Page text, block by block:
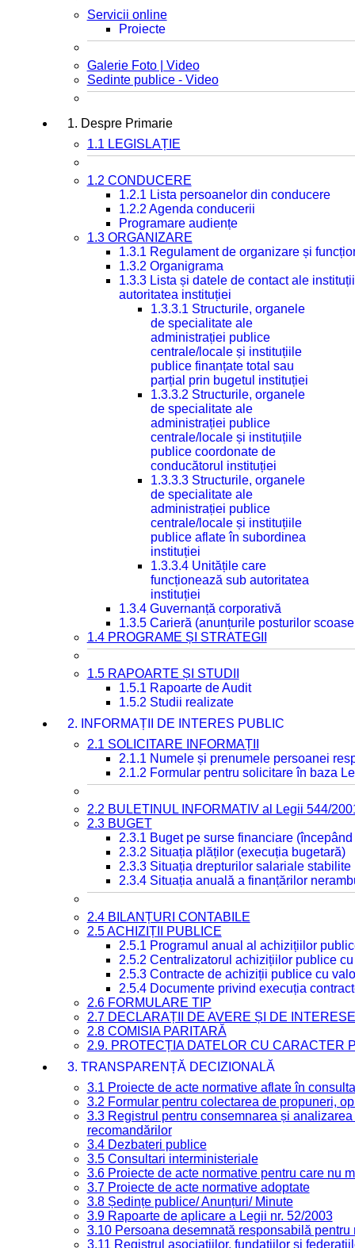
Servicii online
Proiecte
Galerie Foto | Video
Sedinte publice - Video
1. Despre Primarie
1.1 LEGISLAȚIE
1.2 CONDUCERE
1.2.1 Lista persoanelor din conducere
1.2.2 Agenda conducerii
Programare audiențe
1.3 ORGANIZARE
1.3.1 Regulament de organizare și
1.3.2 Organigrama
1.3.3 Lista și datele de contact ale
autoritatea instituției
1.3.3.1 Structurile, organele
de specialitate ale
administrației publice
centrale/locale și instituțiile
publice finanțate total sau
parțial prin bugetul instituției
1.3.3.2 Structurile, organele
de specialitate ale
administrației publice
centrale/locale și instituțiile
publice coordonate de
conducătorul instituției
1.3.3.3 Structurile, organele
de specialitate ale
administrației publice
centrale/locale și instituțiile
publice aflate în subordinea
instituției
1.3.3.4 Unitățile care
funcționează sub autoritatea
instituției
1.3.4 Guvernanță corporativă
1.3.5 Carieră (anunțurile posturilor
1.4 PROGRAME ȘI STRATEGII
1.5 RAPOARTE ȘI STUDII
1.5.1 Rapoarte de Audit
1.5.2 Studii realizate
2. INFORMAȚII DE INTERES PUBLIC
2.1 SOLICITARE INFORMAȚII
2.1.1 Numele și prenumele persoanei
2.1.2 Formular pentru solicitare în baza
2.2 BULETINUL INFORMATIV al Legii 544/
2.3 BUGET
2.3.1 Buget pe surse financiare
2.3.2 Situația plăților (execuția bugetară)
2.3.3 Situația drepturilor salariale
2.3.4 Situația anuală a finanțărilor
2.4 BILANȚURI CONTABILE
2.5 ACHIZIȚII PUBLICE
2.5.1 Programul anual al achizițiilor
2.5.2 Centralizatorul achizițiilor publice
2.5.3 Contracte de achiziții publice cu
2.5.4 Documente privind execuția
2.6 FORMULARE TIP
2.7 DECLARAȚII DE AVERE ȘI DE INTERESE
2.8 COMISIA PARITARĂ
2.9. PROTECȚIA DATELOR CU CARACTER
3. TRANSPARENȚĂ DECIZIONALĂ
3.1 Proiecte de acte normative aflate în
3.2 Formular pentru colectarea de propuneri,
3.3 Registrul pentru consemnarea și
recomandărilor
3.4 Dezbateri publice
3.5 Consultari interministeriale
3.6 Proiecte de acte normative pentru care nu
3.7 Proiecte de acte normative adoptate
3.8 Ședințe publice/ Anunțuri/ Minute
3.9 Rapoarte de aplicare a Legii nr. 52/2003
3.10 Persoana desemnată responsabilă
3.11 Registrul asociațiilor, fundațiilor și